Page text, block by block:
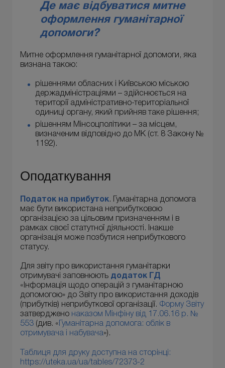
Де має відбуватися митне
оформлення гуманітарної
допомоги?
Митне оформлення гуманітарної допомоги, яка
визнана такою:
рішеннями обласних і Київською міською
держадміністраціями – здійснюється на
території адміністративно-територіальної
одиниці органу, який прийняв таке рішення;
рішенням Мінсоцполітики – за місцем,
визначеним відповідно до МК (ст. 8 Закону №
1192).
Оподаткування
Податок на прибуток. Гуманітарна допомога
має бути використана неприбутковою
організацією за цільовим призначенням і в
рамках своєї статутної діяльності. Інакше
організація може позбутися неприбуткового
статусу.
Для звіту про використання гуманітарки
отримувачі заповнюють додаток
ГД
«Інформація щодо операцій з гуманітарною
допомогою» до Звіту про використання доходів
(прибутків) неприбуткової організації. Форму Звіту
затверджено наказом Мінфіну від 17.06.16 р. №
553 (див. « Гуманітарна допомога: облік в
отримувача і набувача»).
Таблиця для друку доступна на сторінці:
https://uteka.ua/ua/tables/72373-2